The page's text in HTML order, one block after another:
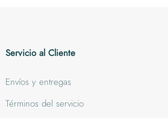
Servicio al Cliente
Envíos y entregas
Términos del servicio